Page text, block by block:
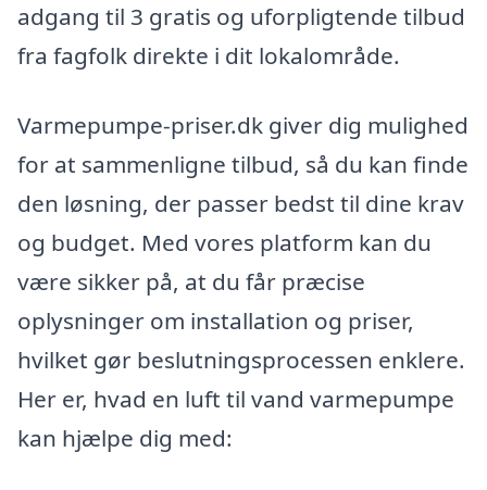
adgang til 3 gratis og uforpligtende tilbud
fra fagfolk direkte i dit lokalområde.
Varmepumpe-priser.dk giver dig mulighed
for at sammenligne tilbud, så du kan finde
den løsning, der passer bedst til dine krav
og budget. Med vores platform kan du
være sikker på, at du får præcise
oplysninger om installation og priser,
hvilket gør beslutningsprocessen enklere.
Her er, hvad en luft til vand varmepumpe
kan hjælpe dig med: